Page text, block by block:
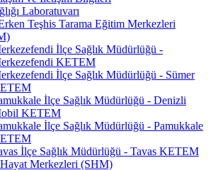
Laboratuvarı
Teşhis Tarama Eğitim Merkezleri
İlçe Sağlık Müdürlüğü -
KETEM
İlçe Sağlık Müdürlüğü - Sümer
İlçe Sağlık Müdürlüğü - Denizli
KETEM
İlçe Sağlık Müdürlüğü - Pamukkale
İlçe Sağlık Müdürlüğü - Tavas KETEM
Hayat Merkezleri (SHM)